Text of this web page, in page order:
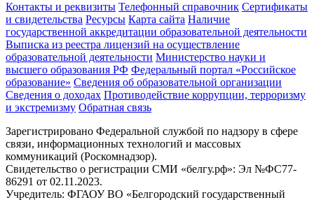
Контакты и реквизиты Телефонный справочник Сертификаты
и свидетельства Ресурсы Карта сайта Наличие
государственной аккредитации образовательной деятельности
Выписка из реестра лицензий на осуществление
образовательной деятельности Министерствo науки и
высшего образования РФ Федеральный портал «Российское
образование» Сведения об образовательной организации
Сведения о доходах Противодействие коррупции, терроризму
и экстремизму Обратная связь
Зарегистрировано Федеральной службой по надзору в сфере
связи, информационных технологий и массовых
коммуникаций (Роскомнадзор).
Свидетельство о регистрации СМИ «белгу.рф»: Эл №ФС77-
86291 от 02.11.2023.
Учредитель: ФГАОУ ВО «Белгородский государственный